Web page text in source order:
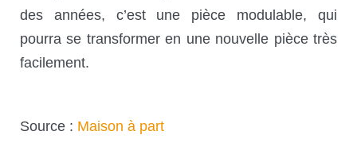
des années, c’est une pièce modulable, qui
pourra se transformer en une nouvelle pièce très
facilement.
Source : Maison à part